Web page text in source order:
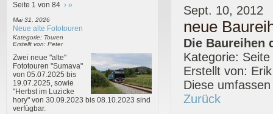
Seite 1 von 84 › »
Mai 31, 2026
Neue alte Fototouren
Kategorie: Touren
Erstellt von: Peter
Zwei neue "alte"
Fototouren "Sumava"
von 05.07.2025 bis
19.07.2025, sowie
"Herbst im Luzicke
hory" von 30.09.2023 bis 08.10.2023 sind
verfügbar.
Sept. 10, 2012
neue
Die Baureihen
Kategorie: Seite
Erstellt von:
Diese
Zurück